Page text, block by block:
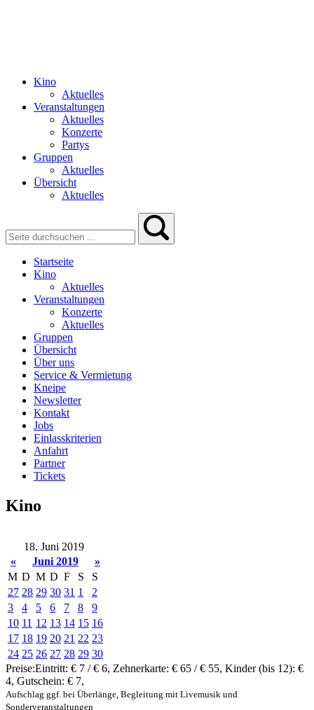
Kino
Aktuelles
Veranstaltungen
Aktuelles
Konzerte
Partys
Gruppen
Aktuelles
Übersicht
Aktuelles
Startseite
Kino
Aktuelles
Veranstaltungen
Konzerte
Aktuelles
Gruppen
Übersicht
Über uns
Service & Vermietung
Kneipe
Newsletter
Kontakt
Jobs
Einlasskriterien
Anfahrt
Partner
Tickets
Kino
18. Juni 2019
«
Juni 2019
»
M D M D F S
S
27 28 29 30 31 1
2
3
4 5 6 7 8
9
10 11 12 13 14 15 16
17 18 19 20 21 22 23
24 25 26 27 28 29 30
Preise:Eintritt: € 7 / € 6, Zehnerkarte: € 65 / € 55, Kinder (bis 12): €
4, Gutschein: € 7,
Aufschlag ggf. bei Überlänge, Begleitung mit Livemusik und
Sonderveranstaltungen